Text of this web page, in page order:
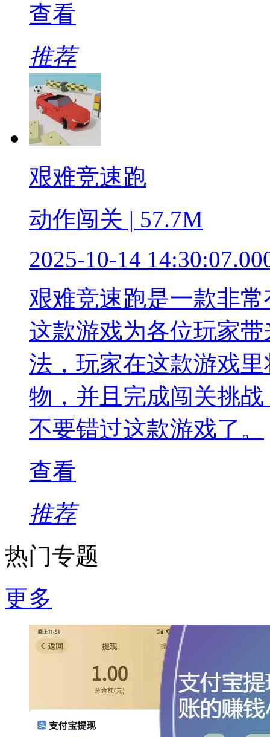
查看
推荐
艰难竞速跑
动作闯关 | 57.7M
2025-10-14
艰难竞速跑是一款非
这款游戏为各位玩家
法，玩家在这款游戏
物，并且完成闯关挑
不要错过这款游戏了。
查看
推荐
热门专题
更多